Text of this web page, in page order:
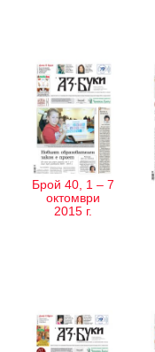
Брой 40, 1 – 7
октомври
2015 г.